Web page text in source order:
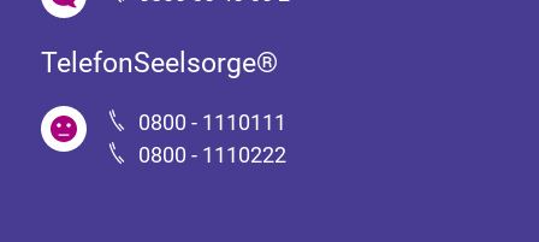
TelefonSeelsorge®
0800 - 1110111
0800 - 1110222